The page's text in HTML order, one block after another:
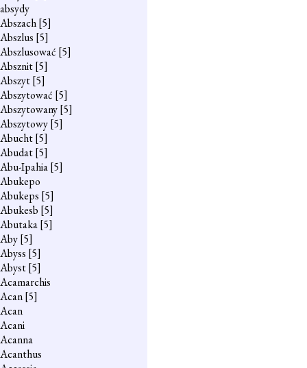
absydy
Abszach[5]
Abszlus [5]
Abszlusować [5]
Absznit[5]
Abszyt[5]
Abszytować [5]
Abszytowany[5]
Abszytowy[5]
Abucht[5]
Abudat[5]
Abu-Ipahia[5]
Abukepo
Abukeps [5]
Abukesb [5]
Abutaka[5]
Aby[5]
Abyss [5]
Abyst[5]
Acamarchis
Acan[5]
Acan
Acani
Acanna
Acanthus